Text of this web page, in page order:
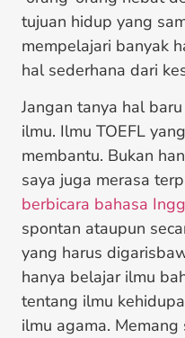
tujuan hidup yang
mempelajari banyak
hal sederhana dari
Jangan tanya hal
ilmu. Ilmu TOEFL
membantu. Bukan
saya juga merasa
berbicara bahasa
spontan ataupun
yang harus
hanya belajar ilmu
tentang ilmu
ilmu agama.